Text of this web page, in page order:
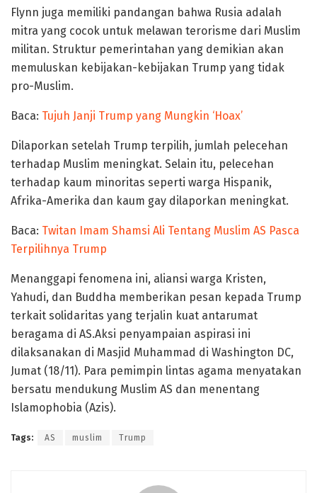
Flynn juga memiliki pandangan bahwa Rusia adalah
mitra yang cocok untuk melawan terorisme dari Muslim
militan. Struktur pemerintahan yang demikian akan
memuluskan kebijakan-kebijakan Trump yang tidak
pro-Muslim.
Baca: Tujuh Janji Trump yang Mungkin ‘Hoax’
Dilaporkan setelah Trump terpilih, jumlah pelecehan
terhadap Muslim meningkat. Selain itu, pelecehan
terhadap kaum minoritas seperti warga Hispanik,
Afrika-Amerika dan kaum gay dilaporkan meningkat.
Baca: Twitan Imam Shamsi Ali Tentang Muslim AS Pasca
Terpilihnya Trump
Menanggapi fenomena ini, aliansi warga Kristen,
Yahudi, dan Buddha memberikan pesan kepada Trump
terkait solidaritas yang terjalin kuat antarumat
beragama di AS.Aksi penyampaian aspirasi ini
dilaksanakan di Masjid Muhammad di Washington DC,
Jumat (18/11). Para pemimpin lintas agama menyatakan
bersatu mendukung Muslim AS dan menentang
Islamophobia (Azis).
Tags: AS muslim Trump